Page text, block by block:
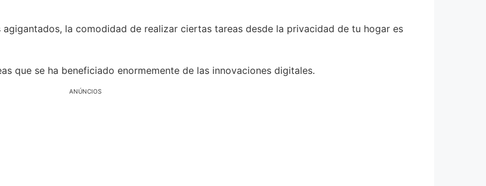
la comodidad de realizar ciertas tareas desde la privacidad de tu hogar es
que se ha beneficiado enormemente de las innovaciones digitales.
ANÚNCIOS